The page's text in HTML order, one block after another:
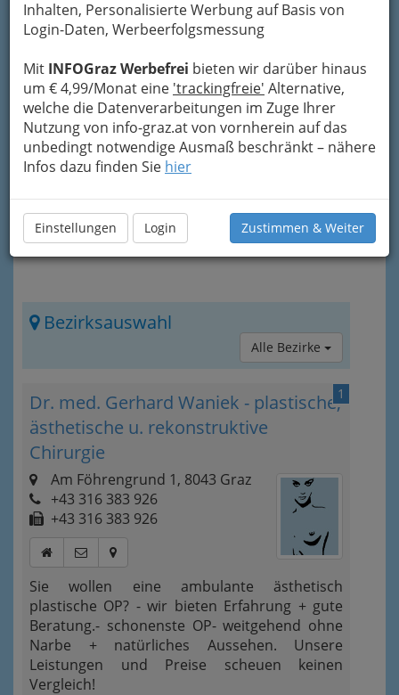
Inhalten, Personalisierte Werbung auf Basis von
Login-Daten, Werbeerfolgsmessung
Mit INFOGraz Werbefrei bieten wir darüber hinaus
um € 4,99/Monat eine 'trackingfreie' Alternative,
welche die Datenverarbeitungen im Zuge Ihrer
Nutzung von info-graz.at von vornherein auf das
unbedingt notwendige Ausmaß beschränkt – nähere
Infos dazu finden Sie hier
Einstellungen Login Zustimmen & Weiter
Haut-Straffung, ein kosmetischer Eingriff wird
schon lange nicht mehr als Tabu betrachtet,
sondern steht für gutes Körpergefühl und
verhilft oft zu neuem Selbstwertgefühl.
Für mehr Informationklicken Sie doch auf das
Iconrechts oben in der Titelzeile.
Bezirksauswahl
Alle Bezirke
1
Dr. med. Gerhard Waniek - plastische,
ästhetische u. rekonstruktive
Chirurgie
Am Föhrengrund 1, 8043 Graz
+43 316 383 926
+43 316 383 926
Sie wollen eine ambulante ästhetisch
plastische OP? - wir bieten Erfahrung + gute
Beratung.- schonenste OP- weitgehend ohne
Narbe + natürliches Aussehen. Unsere
Leistungen und Preise scheuen keinen
Vergleich!